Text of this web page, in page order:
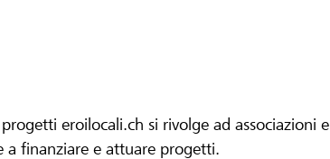
eroilocali.ch si rivolge ad associazioni e
a finanziare e attuare progetti.